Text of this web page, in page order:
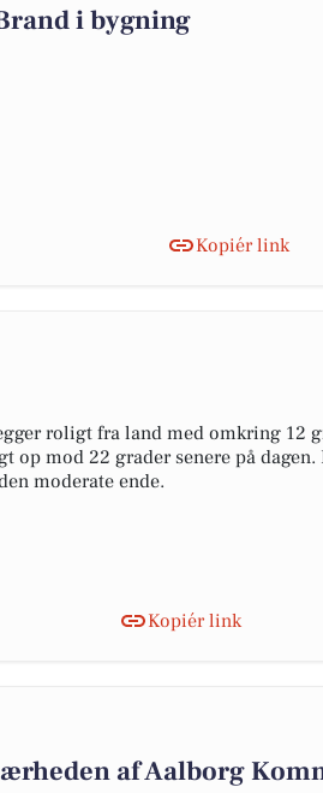
i bygning
Kopiér link
roligt fra land med omkring 12
op mod 22 grader senere på
moderate ende.
Kopiér link
af Aalborg